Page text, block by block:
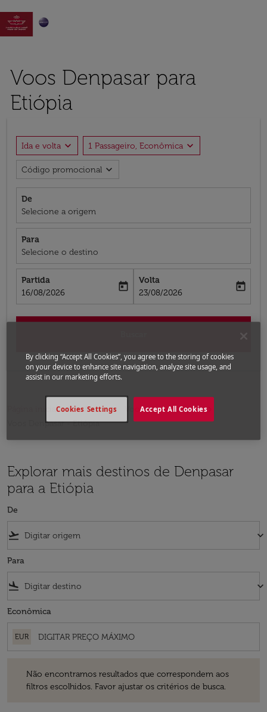

Voos Denpasar para
Etiópia
Ida e volta expand_more 1 Passageiro, Econômica expand_more
Código promocional expand_more
De
Selecione a origem
Para
Selecione o destino
Partida
fc-booking-departure-date-aria-label
16/08/2026
today
Volta
fc-booking-return-date-aria-label
23/08/2026
today
Página inicial Voos
Voos para a Etiópia
Voos Denpasar - Etiópia
Explorar mais destinos de Denpasar
para a Etiópia
De
flight_takeoff keyboard_arrow_down
Para
flight_land keyboard_arrow_down
Econômica
EUR
Não encontramos resultados que correspondem aos
filtros escolhidos. Favor ajustar os critérios de busca.
By clicking “Accept All Cookies”, you agree to the storing of cookies
on your device to enhance site navigation, analyze site usage, and
assist in our marketing efforts.
Accept All Cookies
Cookies Settings